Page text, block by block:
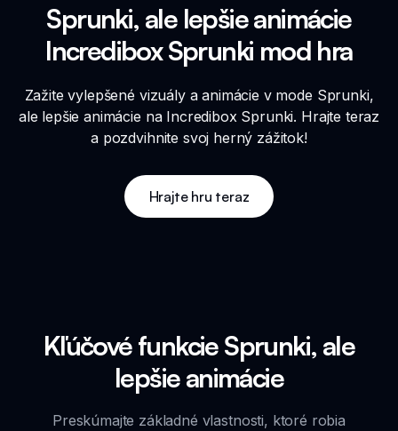
Sprunki, ale lepšie animácie
Incredibox Sprunki mod hra
Zažite vylepšené vizuály a animácie v mode Sprunki,
ale lepšie animácie na Incredibox Sprunki. Hrajte teraz
a pozdvihnite svoj herný zážitok!
Hrajte hru teraz
Kľúčové funkcie Sprunki, ale
lepšie animácie
Preskúmajte základné vlastnosti, ktoré robia